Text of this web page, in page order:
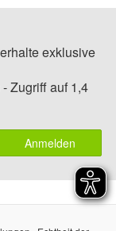
exklusive
Zugriff auf 1,4
Anmelden